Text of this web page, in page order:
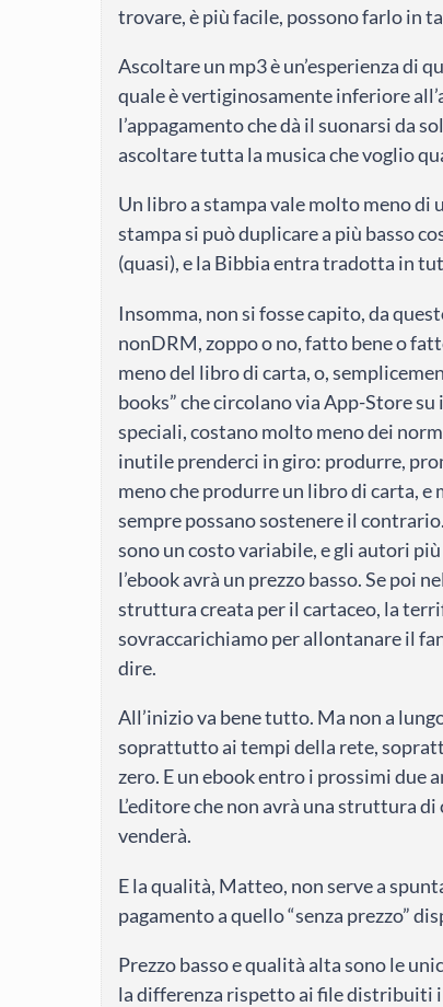
trovare, è più facile, possono farlo in
Ascoltare un mp3 è un’esperienza di
quale è vertiginosamente inferiore
l’appagamento che dà il suonarsi da
ascoltare tutta la musica che voglio
Un libro a stampa vale molto meno di
stampa si può duplicare a più basso
(quasi), e la Bibbia entra tradotta in
Insomma, non si fosse capito, da
nonDRM, zoppo o no, fatto bene o
meno del libro di carta, o,
books” che circolano via App-Store
speciali, costano molto meno dei
inutile prenderci in giro: produrre,
meno che produrre un libro di carta, e
sempre possano sostenere il
sono un costo variabile, e gli autori
l’ebook avrà un prezzo basso. Se poi
struttura creata per il cartaceo, la
sovraccarichiamo per allontanare il
dire.
All’inizio va bene tutto. Ma non a
soprattutto ai tempi della rete,
zero. E un ebook entro i prossimi due
L’editore che non avrà una struttura
venderà.
E la qualità, Matteo, non serve a
pagamento a quello “senza prezzo”
Prezzo basso e qualità alta sono le
la differenza rispetto ai file distribuiti